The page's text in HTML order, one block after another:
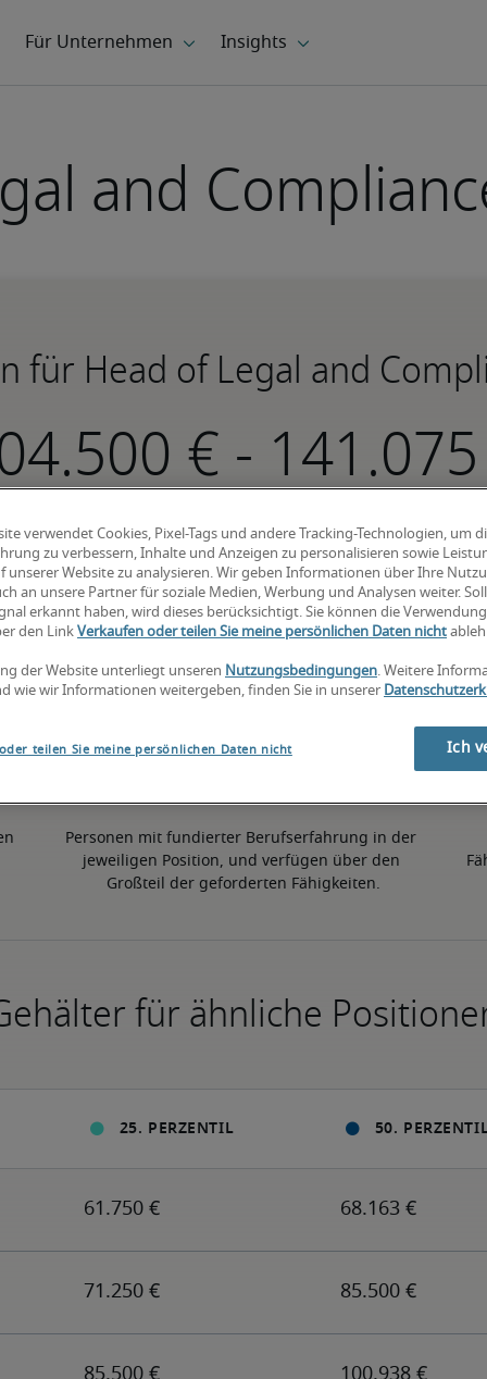
and
für Head of Legal and
-
5% niedriger als der nationale Durchschnitt
50. Perzentil
Personen mit fundierter Berufserfahrung in der
jeweiligen Position, und verfügen über den
Großteil der geforderten Fähigkeiten.
für ähnliche
verwendet Cookies, Pixel-Tags und andere Tracking-Technologien, um
zu verbessern, Inhalte und Anzeigen zu personalisieren sowie
unserer Website zu analysieren. Wir geben Informationen über Ihre
an unsere Partner für soziale Medien, Werbung und Analysen weiter.
erkannt haben, wird dieses berücksichtigt. Sie können die
den Link Verkaufen oder teilen Sie meine persönlichen Daten nicht
der Website unterliegt unseren Nutzungsbedingungen. Weitere
wie wir Informationen weitergeben, finden Sie in unserer
teilen Sie meine persönlichen Daten nicht Ich